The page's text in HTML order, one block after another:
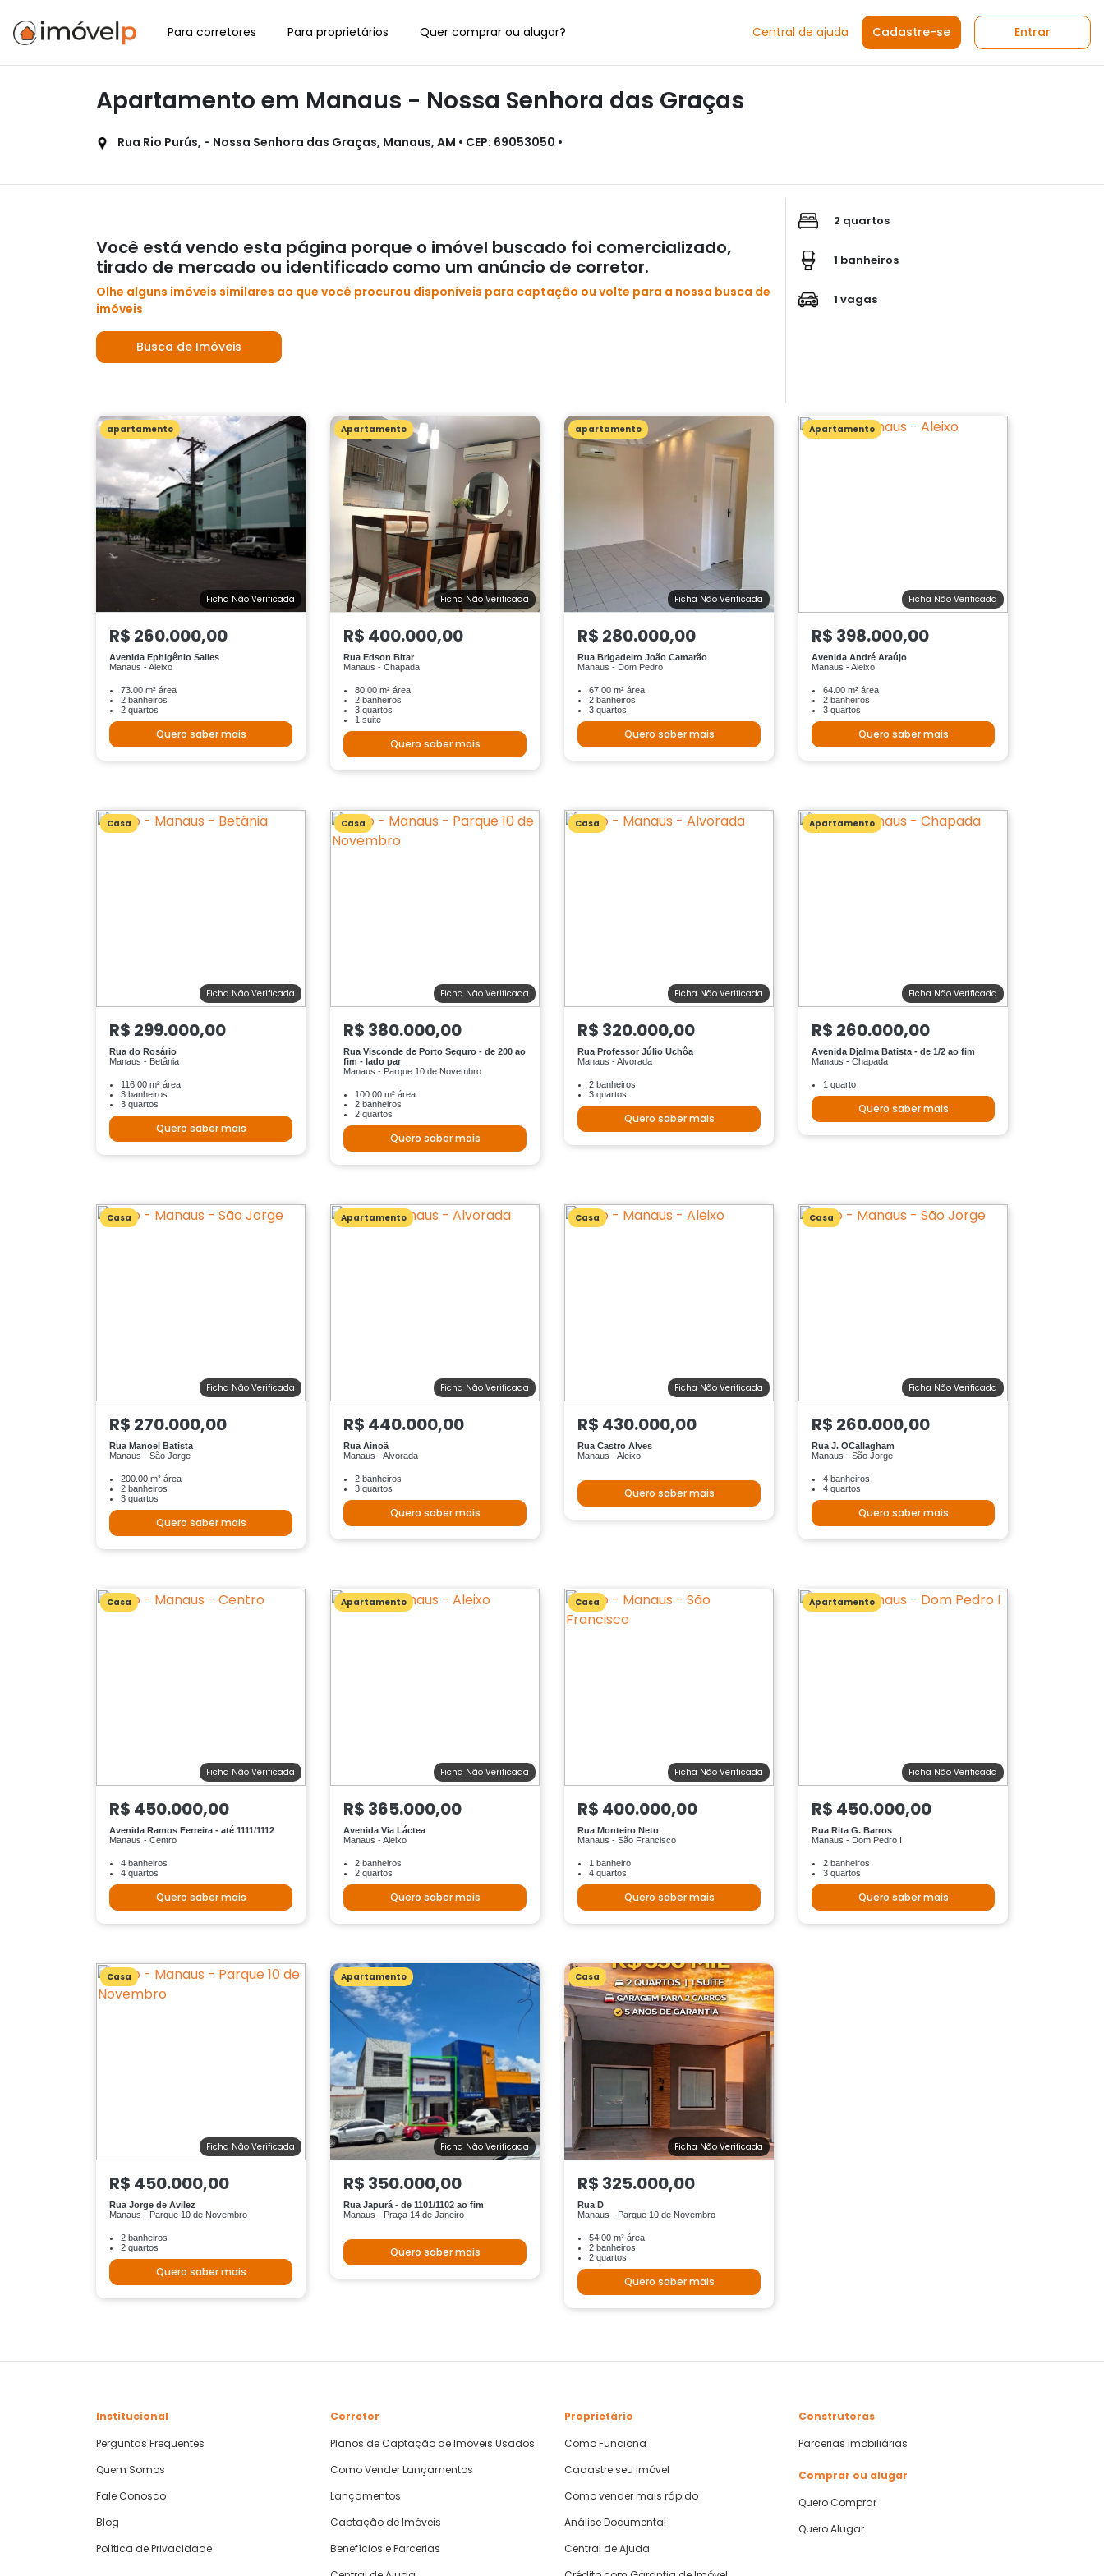
Para corretores Para proprietários Quer comprar ou alugar? Central de ajuda Cadastre-se Entrar
Apartamento em Manaus - Nossa Senhora das Graças
Rua Rio Purús, - Nossa Senhora das Graças, Manaus, AM • CEP: 69053050 •
Você está vendo esta página porque o imóvel buscado foi comercializado,
tirado de mercado ou identificado como um anúncio de corretor.
Olhe alguns imóveis similares ao que você procurou disponíveis para captação ou volte para a nossa busca de
imóveis
Busca de Imóveis
2 quartos
1 banheiros
1 vagas
apartamento
Ficha Não Verificada
R$ 260.000,00
Avenida Ephigênio Salles
Manaus - Aleixo
73.00 m² área
2 banheiros
2 quartos
Quero saber mais
Apartamento
Ficha Não Verificada
R$ 400.000,00
Rua Edson Bitar
Manaus - Chapada
80.00 m² área
2 banheiros
3 quartos
1 suite
Quero saber mais
apartamento
Ficha Não Verificada
R$ 280.000,00
Rua Brigadeiro João Camarão
Manaus - Dom Pedro
67.00 m² área
2 banheiros
3 quartos
Quero saber mais
Apartamento
Ficha Não Verificada
R$ 398.000,00
Avenida André Araújo
Manaus - Aleixo
64.00 m² área
2 banheiros
3 quartos
Quero saber mais
Casa
Ficha Não Verificada
R$ 299.000,00
Rua do Rosário
Manaus - Betânia
116.00 m² área
3 banheiros
3 quartos
Quero saber mais
Casa
Ficha Não Verificada
R$ 380.000,00
Rua Visconde de Porto Seguro - de 200 ao
fim - lado par
Manaus - Parque 10 de Novembro
100.00 m² área
2 banheiros
2 quartos
Quero saber mais
Casa
Ficha Não Verificada
R$ 320.000,00
Rua Professor Júlio Uchôa
Manaus - Alvorada
2 banheiros
3 quartos
Quero saber mais
Apartamento
Ficha Não Verificada
R$ 260.000,00
Avenida Djalma Batista - de 1/2 ao fim
Manaus - Chapada
1 quarto
Quero saber mais
Casa
Ficha Não Verificada
R$ 270.000,00
Rua Manoel Batista
Manaus - São Jorge
200.00 m² área
2 banheiros
3 quartos
Quero saber mais
Apartamento
Ficha Não Verificada
R$ 440.000,00
Rua Ainoã
Manaus - Alvorada
2 banheiros
3 quartos
Quero saber mais
Casa
Ficha Não Verificada
R$ 430.000,00
Rua Castro Alves
Manaus - Aleixo
Quero saber mais
Casa
Ficha Não Verificada
R$ 260.000,00
Rua J. OCallagham
Manaus - São Jorge
4 banheiros
4 quartos
Quero saber mais
Casa
Ficha Não Verificada
R$ 450.000,00
Avenida Ramos Ferreira - até 1111/1112
Manaus - Centro
4 banheiros
4 quartos
Quero saber mais
Apartamento
Ficha Não Verificada
R$ 365.000,00
Avenida Via Láctea
Manaus - Aleixo
2 banheiros
2 quartos
Quero saber mais
Casa
Ficha Não Verificada
R$ 400.000,00
Rua Monteiro Neto
Manaus - São Francisco
1 banheiro
4 quartos
Quero saber mais
Apartamento
Ficha Não Verificada
R$ 450.000,00
Rua Rita G. Barros
Manaus - Dom Pedro I
2 banheiros
3 quartos
Quero saber mais
Casa
Ficha Não Verificada
R$ 450.000,00
Rua Jorge de Avilez
Manaus - Parque 10 de Novembro
2 banheiros
2 quartos
Quero saber mais
Apartamento
Ficha Não Verificada
R$ 350.000,00
Rua Japurá - de 1101/1102 ao fim
Manaus - Praça 14 de Janeiro
Quero saber mais
Casa
Ficha Não Verificada
R$ 325.000,00
Rua D
Manaus - Parque 10 de Novembro
54.00 m² área
2 banheiros
2 quartos
Quero saber mais
Institucional
Perguntas Frequentes
Quem Somos
Fale Conosco
Blog
Política de Privacidade
Corretor
Planos de Captação de Imóveis Usados
Como Vender Lançamentos
Lançamentos
Captação de Imóveis
Benefícios e Parcerias
Proprietário
Como Funciona
Cadastre seu Imóvel
Como vender mais rápido
Análise Documental
Central de Ajuda
Construtoras
Parcerias Imobiliárias
Comprar ou alugar
Quero Comprar
Quero Alugar